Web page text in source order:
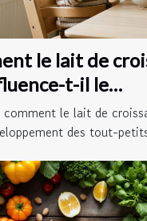
le lait de
t-il le
des
comment le lait de
des tout-